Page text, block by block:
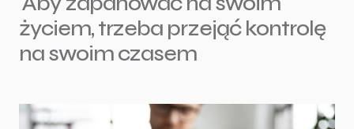
życiem, trzeba przejąć kontrolę
na swoim czasem